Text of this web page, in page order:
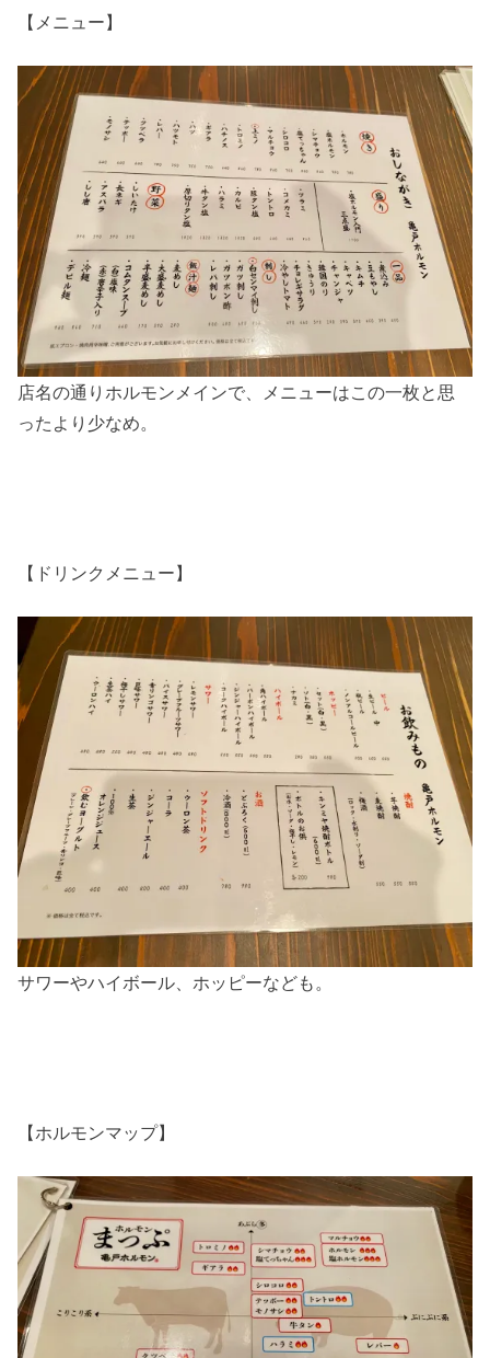
【メニュー】
店名の通りホルモンメインで、メニューはこの一枚と思
ったより少なめ。
【ドリンクメニュー】
サワーやハイボール、ホッピーなども。
【ホルモンマップ】